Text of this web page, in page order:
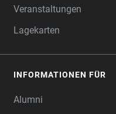
Veranstaltungen
Lagekarten
INFORMATIONEN FÜR
Alumni